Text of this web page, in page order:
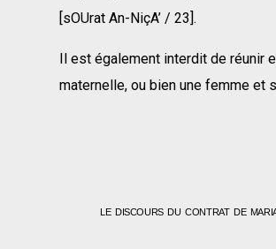
[sOUrat An-NiçA’ / 23].
Il est également interdit de réunir
maternelle, ou bien une femme et
LE DISCOURS DU CONTRAT DE